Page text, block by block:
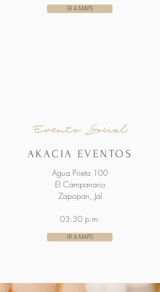
IR A MAPS
Evento Social
AKACIA EVENTOS
Agua Prieta 100
El Campanario
Zapopan, Jal
03:30 p.m.
IR A MAPS